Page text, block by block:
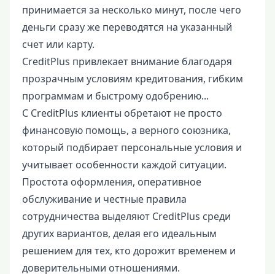
принимается за несколько минут, после чего
деньги сразу же переводятся на указанный
счет или карту.
CreditPlus привлекает внимание благодаря
прозрачным условиям кредитования, гибким
программам и быстрому одобрению...
С CreditPlus клиенты обретают не просто
финансовую помощь, а верного союзника,
который подбирает персональные условия и
учитывает особенности каждой ситуации.
Простота оформления, оперативное
обслуживание и честные правила
сотрудничества выделяют CreditPlus среди
других вариантов, делая его идеальным
решением для тех, кто дорожит временем и
доверительными отношениями.